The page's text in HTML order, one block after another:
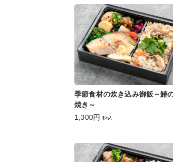
季節食材の炊き込み御飯～鰆
焼き～
1,300円 税込